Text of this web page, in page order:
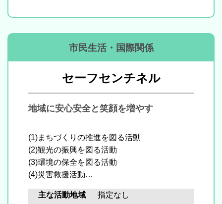
市民生活・国際関係
セーフセンチネル
地域に安心安全と笑顔を増やす
(1)まちづくりの推進を図る活動
(2)観光の振興を図る活動
(3)環境の保全を図る活動
(4)災害救援活動
(5)地域安全活動
(6)子どもの健全育成を図る活動
主な活動地域 指定なし